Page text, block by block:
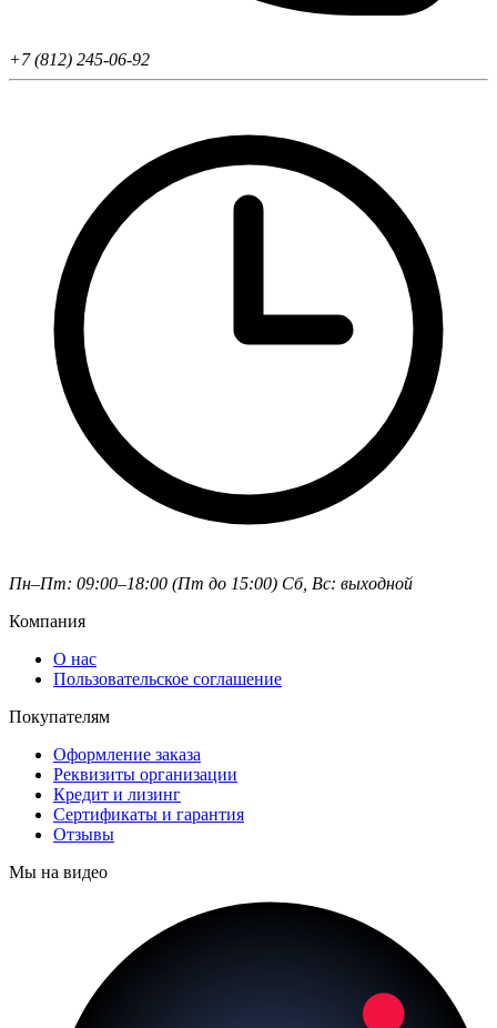
+7 (812) 245-06-92
Пн–Пт: 09:00–18:00 (Пт до 15:00) Сб, Вс: выходной
Компания
О нас
Пользовательское соглашение
Покупателям
Оформление заказа
Реквизиты организации
Кредит и лизинг
Сертификаты и гарантия
Отзывы
Мы на видео